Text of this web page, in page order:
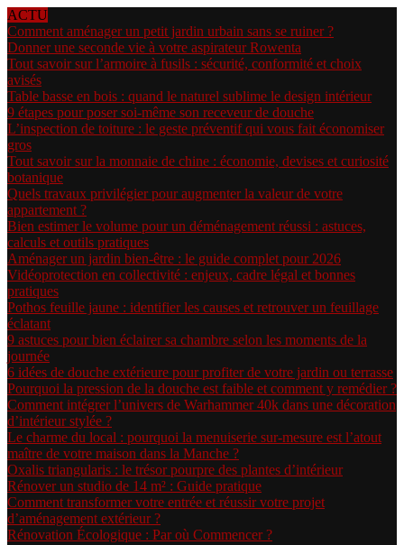
ACTU
Comment aménager un petit jardin urbain sans se ruiner ?
Donner une seconde vie à votre aspirateur Rowenta
Tout savoir sur l’armoire à fusils : sécurité, conformité et choix
avisés
Table basse en bois : quand le naturel sublime le design intérieur
9 étapes pour poser soi-même son receveur de douche
L’inspection de toiture : le geste préventif qui vous fait économiser
gros
Tout savoir sur la monnaie de chine : économie, devises et curiosité
botanique
Quels travaux privilégier pour augmenter la valeur de votre
appartement ?
Bien estimer le volume pour un déménagement réussi : astuces,
calculs et outils pratiques
Aménager un jardin bien-être : le guide complet pour 2026
Vidéoprotection en collectivité : enjeux, cadre légal et bonnes
pratiques
Pothos feuille jaune : identifier les causes et retrouver un feuillage
éclatant
9 astuces pour bien éclairer sa chambre selon les moments de la
journée
6 idées de douche extérieure pour profiter de votre jardin ou terrasse
Pourquoi la pression de la douche est faible et comment y remédier ?
Comment intégrer l’univers de Warhammer 40k dans une décoration
d’intérieur stylée ?
Le charme du local : pourquoi la menuiserie sur-mesure est l’atout
maître de votre maison dans la Manche ?
Oxalis triangularis : le trésor pourpre des plantes d’intérieur
Rénover un studio de 14 m² : Guide pratique
Comment transformer votre entrée et réussir votre projet
d’aménagement extérieur ?
Rénovation Écologique : Par où Commencer ?